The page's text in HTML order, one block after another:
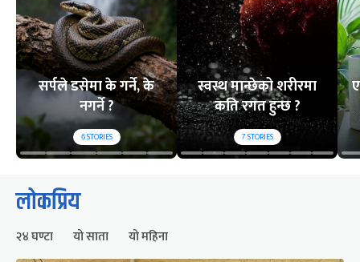
सर्पले डसेमा के गर्ने, के
नगर्ने ?
6STORIES
स्वस्थ मान्छेको शरीरमा
कति रगत हुन्छ ?
7STORIES
लोकप्रिय
२४ घण्टा यो साता यो महिना